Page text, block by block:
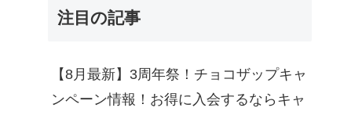
注目の記事
【8月最新】3周年祭！チョコザップキャ
ンペーン情報！お得に入会するならキャ